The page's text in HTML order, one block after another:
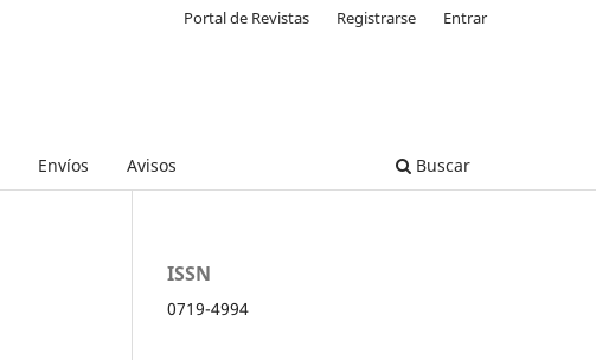
Envíos Avisos Buscar
Portal de Revistas Registrarse Entrar
ISSN
0719-4994